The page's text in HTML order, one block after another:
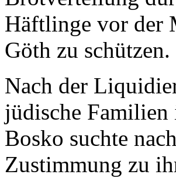
Häftlinge vor der
Göth zu schützen.
Nach der
jüdische
Bosko suchte
Zustimmung zu